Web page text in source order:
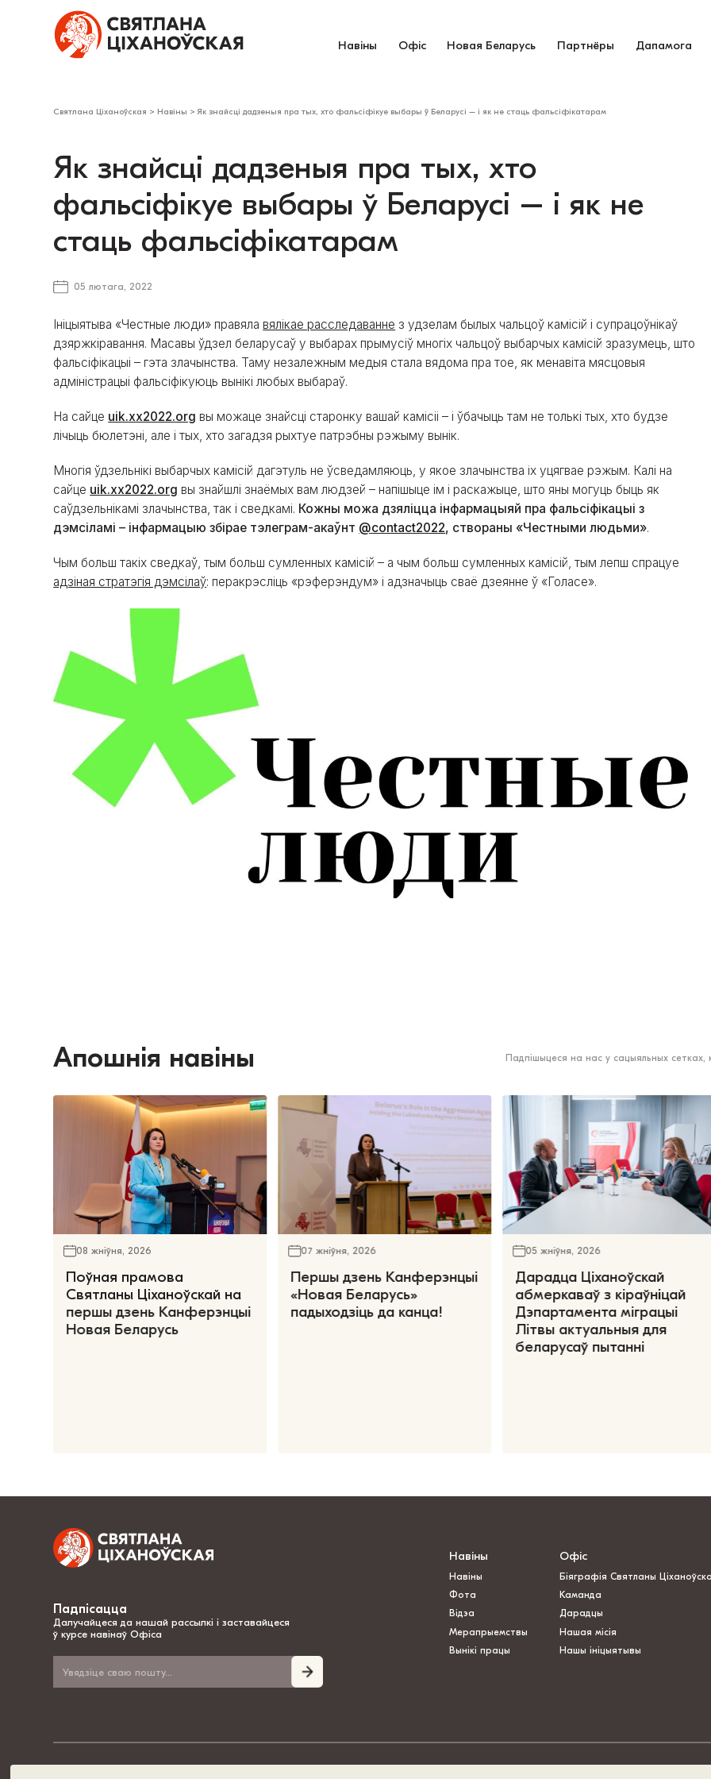
Навіны Офіс Новая Беларусь Партнёры Дапамога
Святлана Ціханоўская > Навіны >Як знайсці дадзеныя пра тых, хто фальсіфікуе выбары ў Беларусі – і як не стаць фальсіфікатарам
Як знайсці дадзеныя пра тых, хто
фальсіфікуе выбары ў Беларусі – і як не
стаць фальсіфікатарам
05 лютага, 2022
Ініцыятыва «Честные люди» правялавялікае расследаванне з удзелам былых чальцоў камісій і супрацоўнікаў
дзяржкіравання. Масавы ўдзел беларусаў у выбарах прымусіў многіх чальцоў выбарчых камісій зразумець, што
фальсіфікацыі – гэта злачынства. Таму незалежным медыя стала вядома пра тое, як менавіта мясцовыя
адміністрацыі фальсіфікуюць вынікі любых выбараў.
На сайце uik.xx2022.org вы можаце знайсці старонку вашай камісіі – і ўбачыць там не толькі тых, хто будзе
лічыць бюлетэні, але і тых, хто загадзя рыхтуе патрэбны рэжыму вынік.
Многія ўдзельнікі выбарчых камісій дагэтуль не ўсведамляюць, у якое злачынства іх уцягвае рэжым. Калі на
сайце uik.xx2022.org вы знайшлі знаёмых вам людзей – напішыце ім і раскажыце, што яны могуць быць як
саўдзельнікамі злачынства, так і сведкамі. Кожны можа дзяліцца інфармацыяй пра фальсіфікацыі з
дэмсіламі – інфармацыю збірае тэлеграм-акаўнт @contact2022, створаны «Честными людьми».
Чым больш такіх сведкаў, тым больш сумленных камісій – а чым больш сумленных камісій, тым лепш спрацуе
адзіная стратэгія дэмсілаў: перакрэсліць «рэферэндум» і адзначыць сваё дзеянне ў «Голасе».
Апошнія навіны Падпішыцеся на нас у сацыяльных
08 жніўня, 2026
Поўная прамова
Святланы Ціханоўскай на
першы дзень Канферэнцыі
Новая Беларусь
07 жніўня, 2026
Першы дзень Канферэнцыі
«Новая Беларусь»
падыходзіць да канца!
05 жніўня, 2026
Дарадца Ціханоўскай
абмеркаваў з кіраўніцай
Дэпартамента міграцыі
Літвы актуальныя для
беларусаў пытанні
Падпісацца
Далучайцеся да нашай рассылкі і заставайцеся
ў курсе навінаў Офіса
Навіны
Навіны
Фота
Відэа
Мерапрыемствы
Вынікі працы
Офіс
Біяграфія Святланы
Каманда
Дарадцы
Нашая місія
Нашы ініцыятывы